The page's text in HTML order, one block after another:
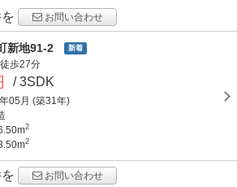
お問い合わせ
新地91-2 新着
徒歩27分
/ 3SDK
05月 (築31年)
2
2
お問い合わせ